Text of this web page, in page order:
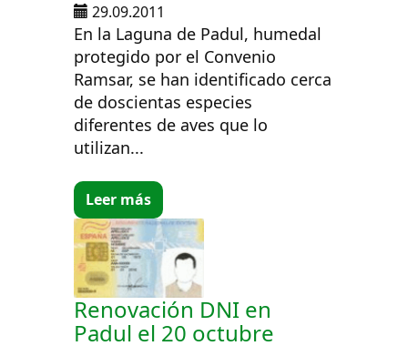
29.09.2011
En la Laguna de Padul, humedal
protegido por el Convenio
Ramsar, se han identificado cerca
de doscientas especies
diferentes de aves que lo
utilizan...
Leer más
Renovación DNI en
Padul el 20 octubre